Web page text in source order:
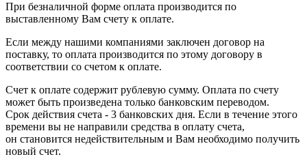
При безналичной форме оплата производится по
выставленному Вам счету к оплате.
Если между нашими компаниями заключен договор на
поставку, то оплата производится по этому договору в
соответствии со счетом к оплате.
Счет к оплате содержит рублевую сумму. Оплата по счету
может быть произведена только банковским переводом.
Срок действия счета - 3 банковских дня. Если в течение этого
времени вы не направили средства в оплату счета,
он становится недействительным и Вам необходимо получить
новый счет.